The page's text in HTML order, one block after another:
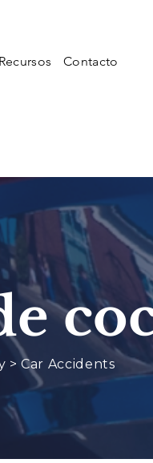
Recursos Contacto
>Car Accidents